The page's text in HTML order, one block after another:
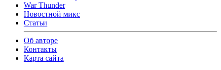
War Thunder
Новостной микс
Статьи
Об авторе
Контакты
Карта сайта